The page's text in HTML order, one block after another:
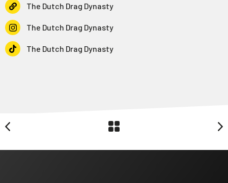
The Dutch Drag Dynasty
The Dutch Drag Dynasty
The Dutch Drag Dynasty